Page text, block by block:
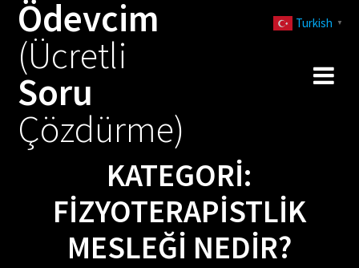
Ödevcim
(Ücretli
Soru
Çözdürme)
KATEGORI:
FIZYOTERAPISTLIK
MESLEĞI NEDIR?
Turkish ▼